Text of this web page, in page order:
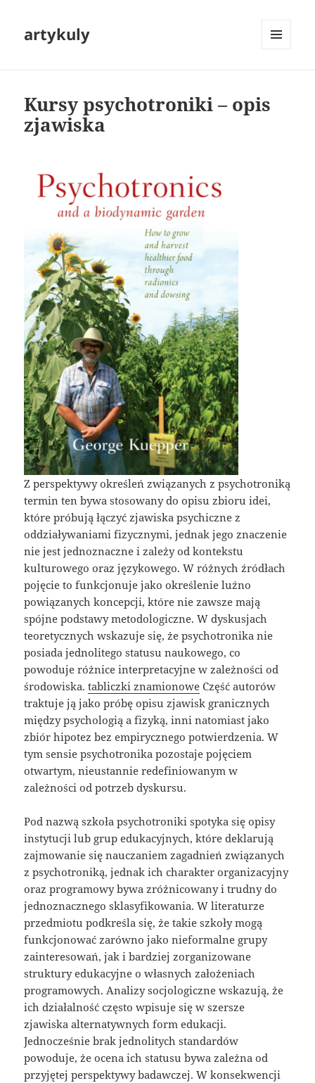
artykuly
Kursy psychotroniki – opis
zjawiska
Z perspektywy określeń związanych z psychotroniką
termin ten bywa stosowany do opisu zbioru idei,
które próbują łączyć zjawiska psychiczne z
oddziaływaniami fizycznymi, jednak jego znaczenie
nie jest jednoznaczne i zależy od kontekstu
kulturowego oraz językowego. W różnych źródłach
pojęcie to funkcjonuje jako określenie luźno
powiązanych koncepcji, które nie zawsze mają
spójne podstawy metodologiczne. W dyskusjach
teoretycznych wskazuje się, że psychotronika nie
posiada jednolitego statusu naukowego, co
powoduje różnice interpretacyjne w zależności od
środowiska.tabliczki znamionowe Część autorów
traktuje ją jako próbę opisu zjawisk granicznych
między psychologią a fizyką, inni natomiast jako
zbiór hipotez bez empirycznego potwierdzenia. W
tym sensie psychotronika pozostaje pojęciem
otwartym, nieustannie redefiniowanym w
zależności od potrzeb dyskursu.
Pod nazwą szkoła psychotroniki spotyka się opisy
instytucji lub grup edukacyjnych, które deklarują
zajmowanie się nauczaniem zagadnień związanych
z psychotroniką, jednak ich charakter organizacyjny
oraz programowy bywa zróżnicowany i trudny do
jednoznacznego sklasyfikowania. W literaturze
przedmiotu podkreśla się, że takie szkoły mogą
funkcjonować zarówno jako nieformalne grupy
zainteresowań, jak i bardziej zorganizowane
struktury edukacyjne o własnych założeniach
programowych. Analizy socjologiczne wskazują, że
ich działalność często wpisuje się w szersze
zjawiska alternatywnych form edukacji.
Jednocześnie brak jednolitych standardów
powoduje, że ocena ich statusu bywa zależna od
przyjętej perspektywy badawczej. W konsekwencji